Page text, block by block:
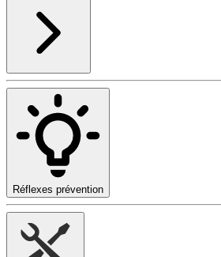
Réflexes prévention